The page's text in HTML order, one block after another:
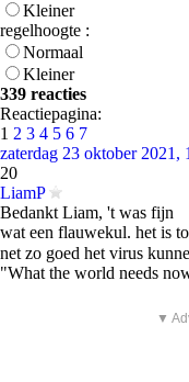
Kleiner
regelhoogte :
Normaal
Kleiner
339 reacties
Reactiepagina:
1 2 3 4 5 6 7
zaterdag 23 oktober 2021,
20
LiamP
Bedankt Liam, 't was fijn
wat een flauwekul. het is
net zo goed het virus
"What the world needs
▼